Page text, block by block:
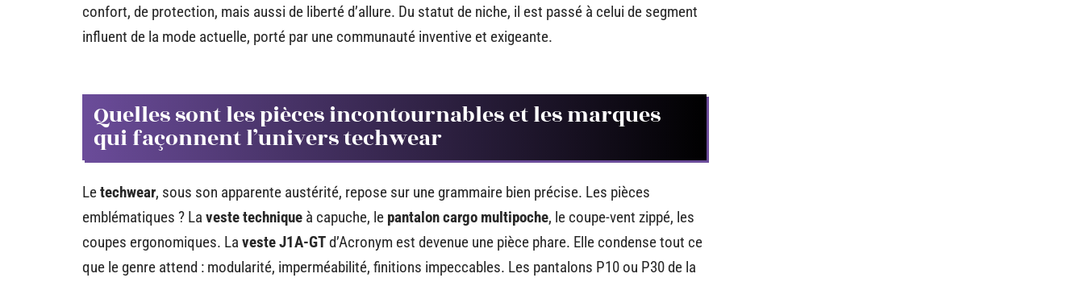
confort, de protection, mais aussi de liberté d’allure. Du statut de niche, il est passé à celui de segment
influent de la mode actuelle, porté par une communauté inventive et exigeante.
Quelles sont les pièces incontournables et les marques
qui façonnent l’univers techwear
Letechwear, sous son apparente austérité, repose sur une grammaire bien précise. Les pièces
emblématiques ? La veste technique à capuche, le pantalon cargo multipoche, le coupe-vent zippé, les
coupes ergonomiques. La veste J1A-GTd’Acronym est devenue une pièce phare. Elle condense tout ce
que le genre attend : modularité, imperméabilité, finitions impeccables. Les pantalons P10 ou P30 de la